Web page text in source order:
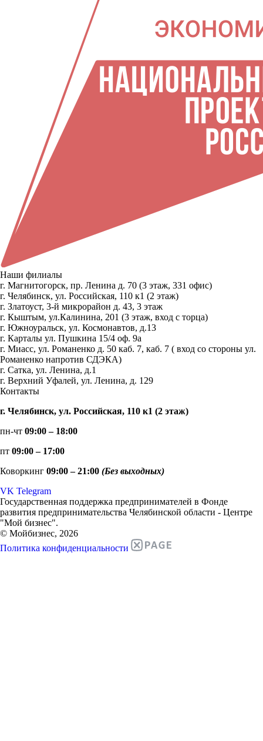
Наши филиалы
г. Магнитогорск, пр. Ленина д. 70 (3 этаж, 331 офис)
г. Челябинск, ул. Российская, 110 к1 (2 этаж)
г. Златоуст, 3-й микрорайон д. 43, 3 этаж
г. Кыштым, ул.Калинина, 201 (3 этаж, вход с торца)
г. Южноуральск, ул. Космонавтов, д.13
г. Карталы ул. Пушкина 15/4 оф. 9а
г. Миасс, ул. Романенко д. 50 каб. 7, каб. 7 ( вход со стороны ул.
Романенко напротив СДЭКА)
г. Сатка, ул. Ленина, д.1
г. Верхний Уфалей, ул. Ленина, д. 129
Контакты
г. Челябинск, ул. Российская, 110 к1 (2 этаж)
пн-чт 09:00 – 18:00
пт 09:00 – 17:00
Коворкинг 09:00 – 21:00 (Без выходных)
VK Telegram
Государственная поддержка предпринимателей в Фонде
развития предпринимательства Челябинской области - Центре
"Мой бизнес".
© Мойбизнес, 2026
Политика конфиденциальности